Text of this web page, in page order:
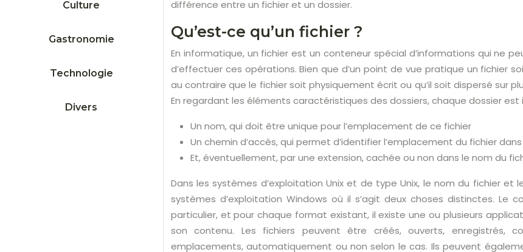
Culture
Gastronomie
Technologie
Divers
différence entre un fichier et un dossier.
Qu’est-ce qu’un fichier ?
En informatique, un fichier est un conteneur spécial d’informations qui ne
d’effectuer ces opérations. Bien que d’un point de vue pratique un fichier
au contraire que le fichier soit physiquement écrit ou qu’il soit dispersé sur
En regardant les éléments caractéristiques des dossiers, chaque dossier est
Un nom, qui doit être unique pour l’emplacement de ce fichier
Un chemin d’accès, qui permet d’identifier l’emplacement du fichier
Et, éventuellement, par une extension, cachée ou non dans le nom du
Dans les systèmes d’exploitation Unix et de type Unix, le nom du fichier
systèmes d’exploitation Windows où il s’agit deux choses distinctes.
particulier, et pour chaque format existant, il existe une ou plusieurs
son contenu. Les fichiers peuvent être créés, ouverts, enregistrés,
emplacements, automatiquement ou non selon le cas. Ils peuvent